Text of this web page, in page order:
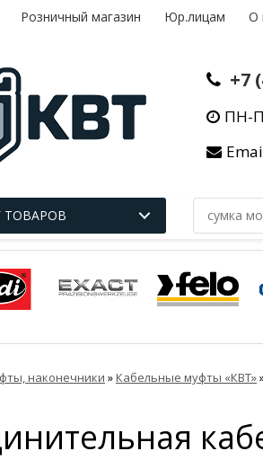
Розничный магазин Юр.лицам О
+7
ПН-
ТОВАРОВ
наконечники »Кабельные муфты «КВТ»